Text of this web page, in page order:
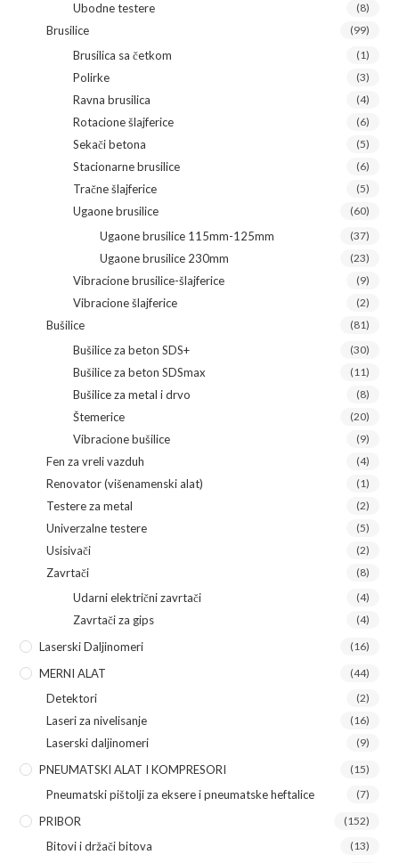
Ubodne testere (8)
Brusilice (99)
Brusilica sa četkom (1)
Polirke (3)
Ravna brusilica (4)
Rotacione šlajferice (6)
Sekači betona (5)
Stacionarne brusilice (6)
Tračne šlajferice (5)
Ugaone brusilice (60)
Ugaone brusilice 115mm-125mm (37)
Ugaone brusilice 230mm (23)
Vibracione brusilice-šlajferice (9)
Vibracione šlajferice (2)
Bušilice (81)
Bušilice za beton SDS+ (30)
Bušilice za beton SDSmax (11)
Bušilice za metal i drvo (8)
Štemerice (20)
Vibracione bušilice (9)
Fen za vreli vazduh (4)
Renovator (višenamenski alat) (1)
Testere za metal (2)
Univerzalne testere (5)
Usisivači (2)
Zavrtači (8)
Udarni električni zavrtači (4)
Zavrtači za gips (4)
Laserski Daljinomeri (16)
MERNI ALAT (44)
Detektori (2)
Laseri za nivelisanje (16)
Laserski daljinomeri (9)
PNEUMATSKI ALAT I KOMPRESORI (15)
Pneumatski pištolji za eksere i pneumatske heftalice (7)
PRIBOR (152)
Bitovi i držači bitova (13)